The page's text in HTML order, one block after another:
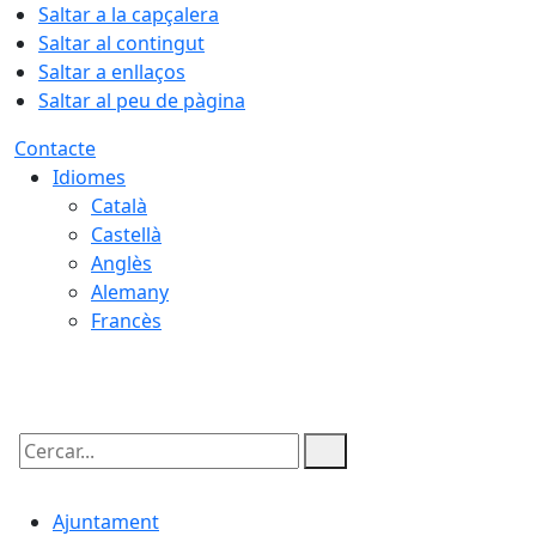
Saltar a la capçalera
Saltar al contingut
Saltar a enllaços
Saltar al peu de pàgina
Contacte
Idiomes
Català
Castellà
Anglès
Alemany
Francès
Cercar:
Ajuntament